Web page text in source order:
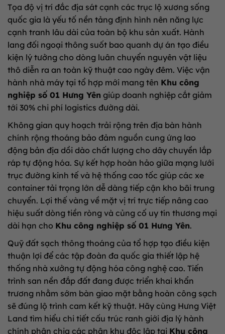
Tọa độ vị trí đắc địa sát cạnh các trục lộ xương sống
quốc gia là yếu tố nền tảng định hình nên năng lực
cạnh tranh lâu dài của toàn bộ khu sản xuất. Hành
lang đối ngoại thông suốt bao quanh dự án tạo điều
kiện lý tưởng cho dòng luân chuyển nguyên vật liệu
thô diễn ra an toàn kỹ thuật cao ngày đêm. Việc vận
hành nhà máy tại tổ hợp mới mang tên Khu công
nghiệp số 01 Hưng Yên giúp doanh nghiệp cắt giảm
tới 30% chi phí logistics đường dài.
Không gian quy hoạch trải rộng trên địa bàn hành
chính rộng thoáng bảo đảm nguồn cung ứng lao
động bản địa dồi dào chất lượng cho dây chuyền lắp
ráp tự động hóa. Sự kết hợp hoàn hảo giữa mạng lưới
trục đường kinh tế và hệ thống cao tốc giúp các xe
container tải trọng lớn dễ dàng tiếp cận kho bãi trung
chuyển. Lợi thế vàng về mặt vị trí trực tiếp nâng cao
hiệu suất dòng tiền ròng và củng cố uy tín thương mại
dài hạn cho Khu công nghiệp số 01 Hưng Yên.
Quỹ đất sạch thông thoáng của tổ hợp tạo điều kiện
thuận lợi để các tập đoàn đa quốc gia thiết lập hệ
thống nhà xưởng tự động hóa công nghệ cao. Tiến
trình san nền đắp đất đang được triển khai khẩn
trương nhằm sớm bàn giao mặt bằng hoàn công sạch
sẽ đúng lộ trình cam kết kỹ thuật. Hãy cùng Hưng Việt
Land tìm hiểu chi tiết cấu trúc ranh giới địa lý hành
chính phân chia các phân khu độc lập tại Khu công